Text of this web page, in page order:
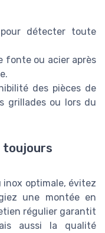
détecter toute
fonte ou acier après
des pièces de
grillades ou lors du
toujours
optimale, évitez
une montée en
régulier garantit
aussi la qualité